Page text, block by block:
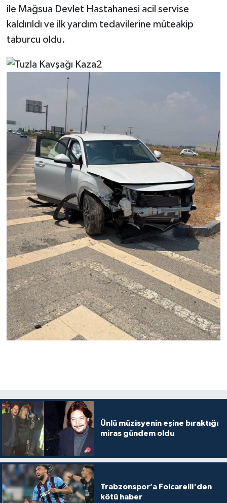
ile Mağsua Devlet Hastahanesi acil servise
kaldırıldı ve ilk yardım tedavilerine müteakip
taburcu oldu.
Ünlü müzisyenin eşine bıraktığı
miras gündem oldu
Trabzonspor’a Folcarelli'den
kötü haber